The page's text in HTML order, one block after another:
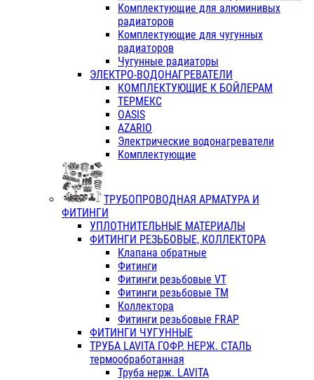
Комплектующие для алюминивых
радиаторов
Комплектующие для чугунных
радиаторов
Чугунные радиаторы
ЭЛЕКТРО-ВОДОНАГРЕВАТЕЛИ
КОМПЛЕКТУЮЩИЕ К БОЙЛЕРАМ
ТЕРМЕКС
OASIS
AZARIO
Электрические водонагреватели
Комплектующие
ТРУБОПРОВОДНАЯ АРМАТУРА И
ФИТИНГИ
УПЛОТНИТЕЛЬНЫЕ МАТЕРИАЛЫ
ФИТИНГИ РЕЗЬБОВЫЕ, КОЛЛЕКТОРА
Клапана обратные
Фитинги
Фитинги резьбовые VT
Фитинги резьбовые ТМ
Коллектора
Фитинги резьбовые FRAP
ФИТИНГИ ЧУГУННЫЕ
ТРУБА LAVITA ГОФР. НЕРЖ. СТАЛЬ
термообработанная
Труба нерж. LAVITA